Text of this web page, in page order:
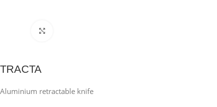
TRACTA
Aluminium retractable knife